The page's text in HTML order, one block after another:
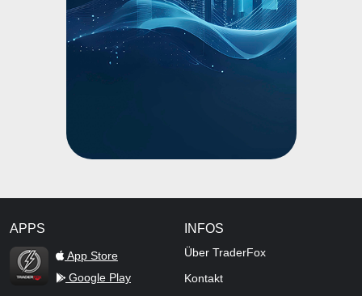
APPS
TraderFox Flash
App Store
Google Play
INFOS
Über TraderFox
Kontakt